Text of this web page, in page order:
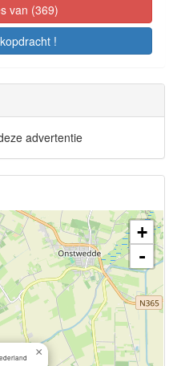
van (369)
!
advertentie
×
+
-